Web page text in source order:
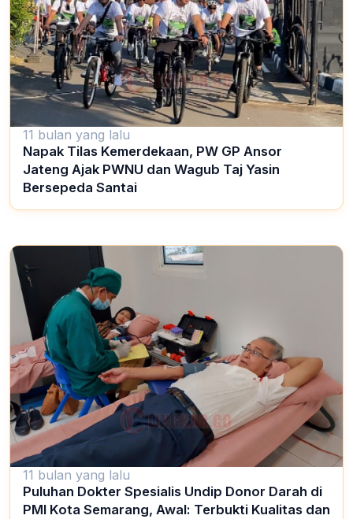
11 bulan yang lalu
Napak Tilas Kemerdekaan, PW GP Ansor
Jateng Ajak PWNU dan Wagub Taj Yasin
Bersepeda Santai
11 bulan yang lalu
Puluhan Dokter Spesialis Undip Donor Darah di
PMI Kota Semarang, Awal: Terbukti Kualitas dan